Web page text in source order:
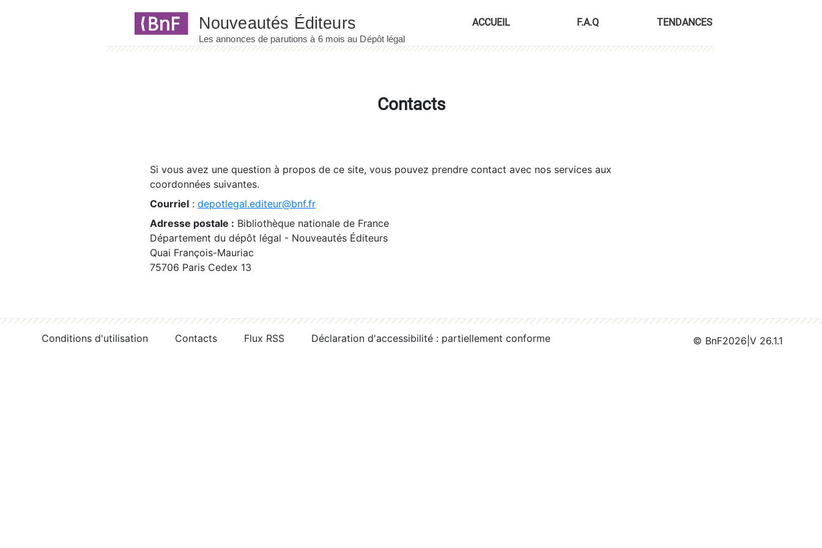
ACCUEIL F.A.Q TENDANCES
Contacts
Si vous avez une question à propos de ce site, vous pouvez prendre contact avec nos services aux
coordonnées suivantes.
Courriel : depotlegal.editeur@bnf.fr
Adresse postale : Bibliothèque nationale de France
Département du dépôt légal - Nouveautés Éditeurs
Quai François-Mauriac
75706 Paris Cedex 13
Conditions d'utilisation Contacts Flux RSS Déclaration d'accessibilité : partiellement conforme © BnF2026 V 26.1.1